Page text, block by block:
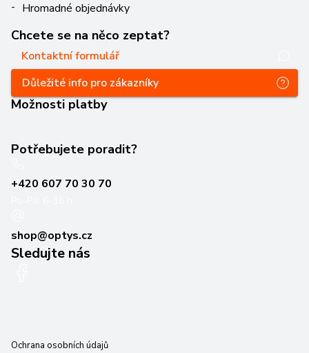
Hromadné objednávky
Chcete se na něco zeptat?
Kontaktní formulář
Důležité info pro zákazníky
Možnosti platby
Potřebujete poradit?
+420 607 70 30 70
shop@optys.cz
Sledujte nás
Ochrana osobních údajů